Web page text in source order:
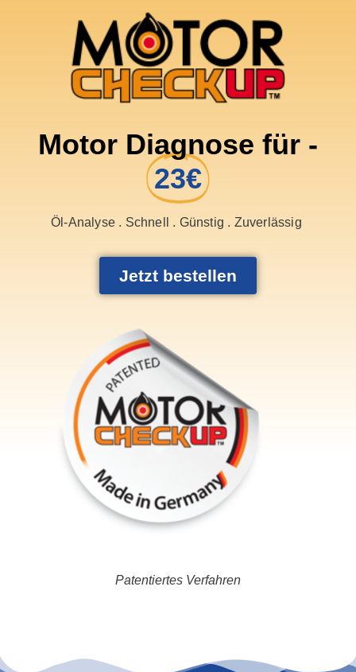
Motor Diagnose für -
23€
Öl-Analyse . Schnell . Günstig . Zuverlässig
Jetzt bestellen
Patentiertes Verfahren